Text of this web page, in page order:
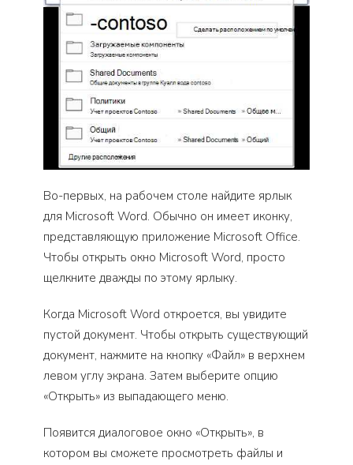
Во-первых, на рабочем столе найдите ярлык
для Microsoft Word. Обычно он имеет иконку,
представляющую приложение Microsoft Office.
Чтобы открыть окно Microsoft Word, просто
щелкните дважды по этому ярлыку.
Когда Microsoft Word откроется, вы увидите
пустой документ. Чтобы открыть существующий
документ, нажмите на кнопку «Файл» в верхнем
левом углу экрана. Затем выберите опцию
«Открыть» из выпадающего меню.
Появится диалоговое окно «Открыть», в
котором вы сможете просмотреть файлы и